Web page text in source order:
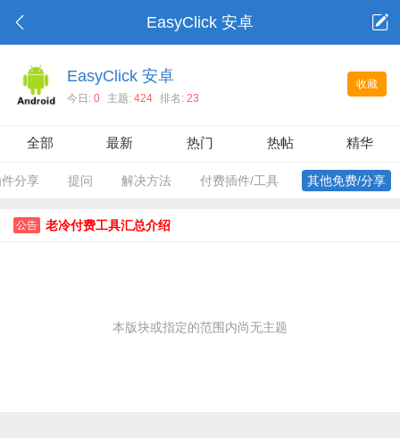
EasyClick 安卓
收藏
EasyClick 安卓
今日: 0 主题: 424 排名: 23
全部 最新 热门 热帖 精华
分享 提问 解决方法 付费插件/工具 其他免费/分享
公告 老冷付费工具汇总介绍
本版块或指定的范围内尚无主题